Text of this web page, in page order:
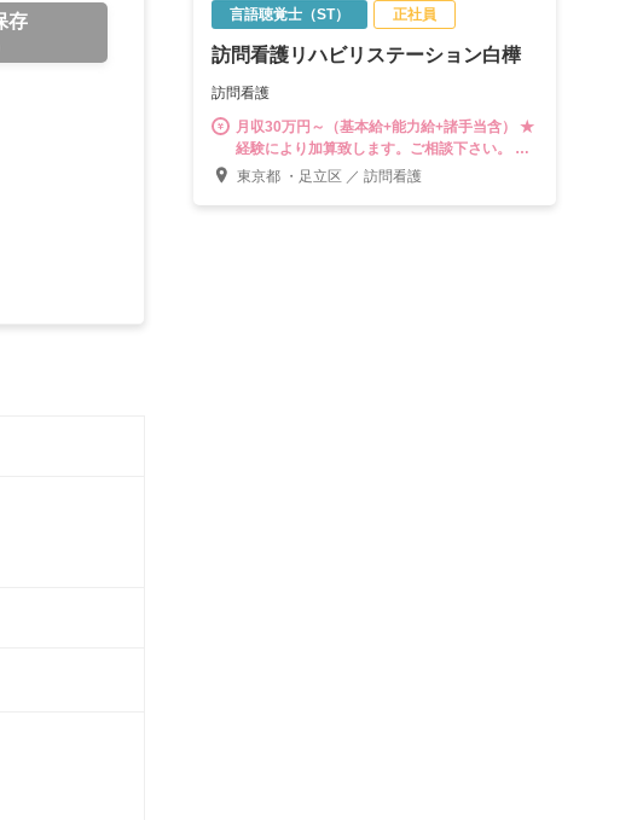
存 言語聴覚士（ST） 正社員
訪問看護リハビリステーション白樺
訪問看護
月収30万円～（基本給+能力給+諸手当含） ★
経験により加算致します。ご相談下さい。 ※
試用期間中は減額があるのでご了承下さい
東京都 ・足立区 ／ 訪問看護